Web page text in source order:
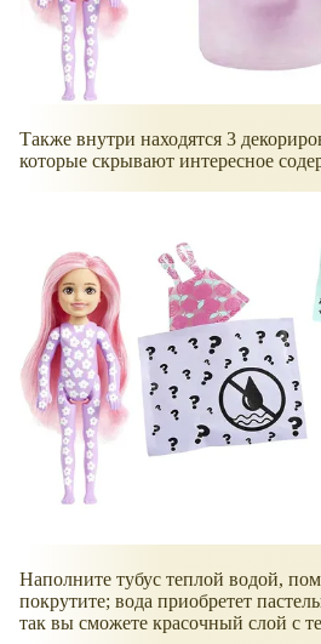
Также внутри находятся 3
которые скрывают интересное
Наполните тубус теплой водой,
покрутите; вода приобретет
так вы сможете красочный слой с